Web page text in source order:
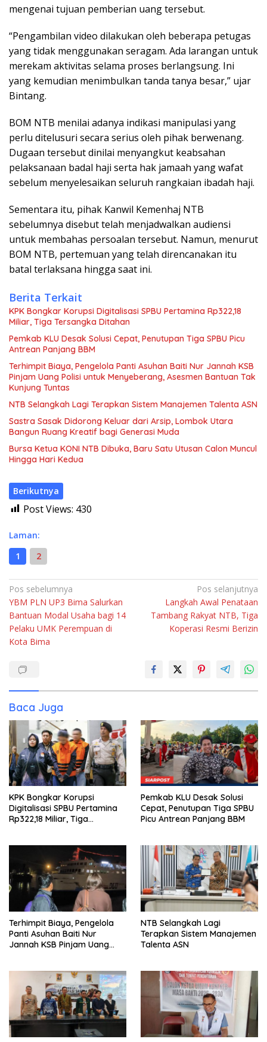
mengenai tujuan pemberian uang tersebut.
“Pengambilan video dilakukan oleh beberapa petugas
yang tidak menggunakan seragam. Ada larangan untuk
merekam aktivitas selama proses berlangsung. Ini
yang kemudian menimbulkan tanda tanya besar,” ujar
Bintang.
BOM NTB menilai adanya indikasi manipulasi yang
perlu ditelusuri secara serius oleh pihak berwenang.
Dugaan tersebut dinilai menyangkut keabsahan
pelaksanaan badal haji serta hak jamaah yang wafat
sebelum menyelesaikan seluruh rangkaian ibadah haji.
Sementara itu, pihak Kanwil Kemenhaj NTB
sebelumnya disebut telah menjadwalkan audiensi
untuk membahas persoalan tersebut. Namun, menurut
BOM NTB, pertemuan yang telah direncanakan itu
batal terlaksana hingga saat ini.
Berita Terkait
KPK Bongkar Korupsi Digitalisasi SPBU Pertamina Rp322,18
Miliar, Tiga Tersangka Ditahan
Pemkab KLU Desak Solusi Cepat, Penutupan Tiga SPBU Picu
Antrean Panjang BBM
Terhimpit Biaya, Pengelola Panti Asuhan Baiti Nur Jannah KSB
Pinjam Uang Polisi untuk Menyeberang, Asesmen Bantuan Tak
Kunjung Tuntas
NTB Selangkah Lagi Terapkan Sistem Manajemen Talenta ASN
Sastra Sasak Didorong Keluar dari Arsip, Lombok Utara
Bangun Ruang Kreatif bagi Generasi Muda
Bursa Ketua KONI NTB Dibuka, Baru Satu Utusan Calon Muncul
Hingga Hari Kedua
Berikutnya
Post Views: 430
Laman:
1
2
Navigasi
pos
Pos sebelumnya
YBM PLN UP3 Bima Salurkan
Bantuan Modal Usaha bagi 14
Pelaku UMK Perempuan di
Kota Bima
Pos selanjutnya
Langkah Awal Penataan
Tambang Rakyat NTB, Tiga
Koperasi Resmi Berizin
Baca Juga
KPK Bongkar Korupsi
Digitalisasi SPBU Pertamina
Rp322,18 Miliar, Tiga
Pemkab KLU Desak Solusi
Cepat, Penutupan Tiga SPBU
Picu Antrean Panjang BBM
Terhimpit Biaya, Pengelola
Panti Asuhan Baiti Nur
Jannah KSB Pinjam Uang
Kunjung Tuntas
NTB Selangkah Lagi
Terapkan Sistem Manajemen
Talenta ASN